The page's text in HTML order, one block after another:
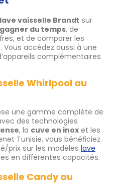
lave vaisselle Brandt sur
gagner du temps, de
et de comparer les
accédez aussi à une
complémentaires
Whirlpool au
une gamme complète de
des technologies
, la cuve en inox et les
Tunisie, vous bénéficiez
prix sur les modèles lave
en différentes capacités.
Candy au